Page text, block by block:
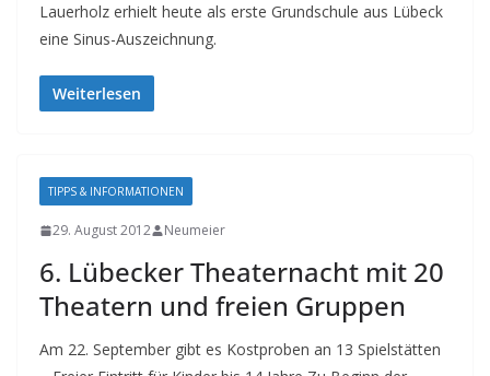
Lauerholz erhielt heute als erste Grundschule aus Lübeck
eine Sinus-Auszeichnung.
Weiterlesen
TIPPS & INFORMATIONEN
29. August 2012 Neumeier
6. Lübecker Theaternacht mit 20
Theatern und freien Gruppen
Am 22. September gibt es Kostproben an 13 Spielstätten